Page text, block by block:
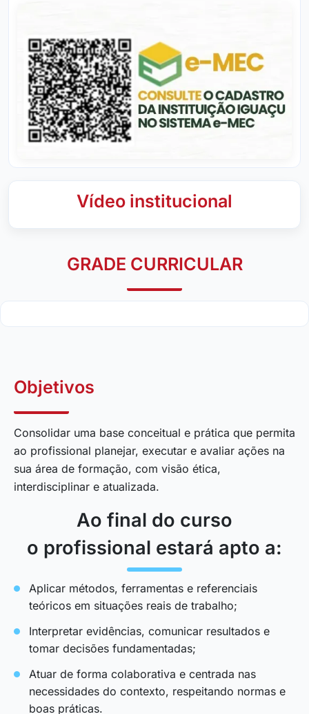
Vídeo institucional
GRADE CURRICULAR
Objetivos
Consolidar uma base conceitual e prática que permita
ao profissional planejar, executar e avaliar ações na
sua área de formação, com visão ética,
interdisciplinar e atualizada.
Ao final do curso
o profissional estará apto a:
Aplicar métodos, ferramentas e referenciais
teóricos em situações reais de trabalho;
Interpretar evidências, comunicar resultados e
tomar decisões fundamentadas;
Atuar de forma colaborativa e centrada nas
necessidades do contexto, respeitando normas e
boas práticas.